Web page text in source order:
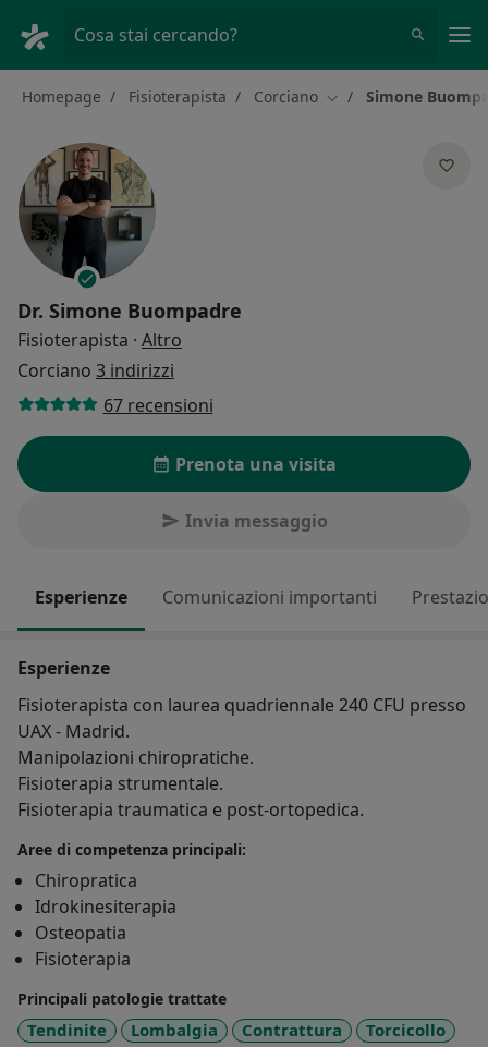
Cosa stai cercando?
Homepage Fisioterapista Corciano Cambia città
Simone
Dr. Simone Buompadre
Fisioterapista · Altro
Corciano 3 indirizzi
67 recensioni
Prenota una visita
Invia messaggio
Esperienze Comunicazioni importanti
Esperienze
Fisioterapista con laurea quadriennale 240 CFU presso
UAX - Madrid.
Manipolazioni chiropratiche.
Fisioterapia strumentale.
Fisioterapia traumatica e post-ortopedica.
Aree di competenza principali:
Chiropratica
Idrokinesiterapia
Osteopatia
Fisioterapia
Principali patologie trattate
Tendinite Lombalgia Contrattura
Torcicollo